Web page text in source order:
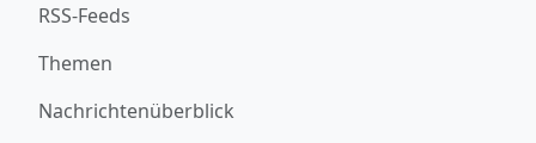
RSS-Feeds
Themen
Nachrichtenüberblick